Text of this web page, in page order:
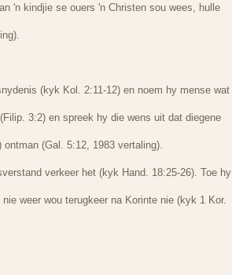
'n kindjie se ouers 'n Christen sou wees, hulle
(kyk Kol. 2:11-12) en noem hy mense wat
3:2) en spreek hy die wens uit dat diegene
(Gal. 5:12, 1983 vertaling).
verkeer het (kyk Hand. 18:25-26). Toe hy
weer wou terugkeer na Korinte nie (kyk 1 Kor.